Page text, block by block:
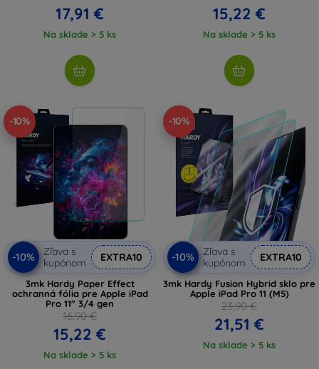
17,91 €
Na sklade > 5 ks
15,22 €
Na sklade > 5 ks
-10%
-10%
Zľava s
kupónom
EXTRA10
3mk Hardy Paper Effect
ochranná fólia pre Apple iPad
Pro 11" 3/4 gen
16,90 €
15,22 €
Na sklade > 5 ks
-10%
-10%
Zľava s
kupónom
EXTRA10
3mk Hardy Fusion Hybrid sklo pre
Apple iPad Pro 11 (M5)
23,90 €
21,51 €
Na sklade > 5 ks